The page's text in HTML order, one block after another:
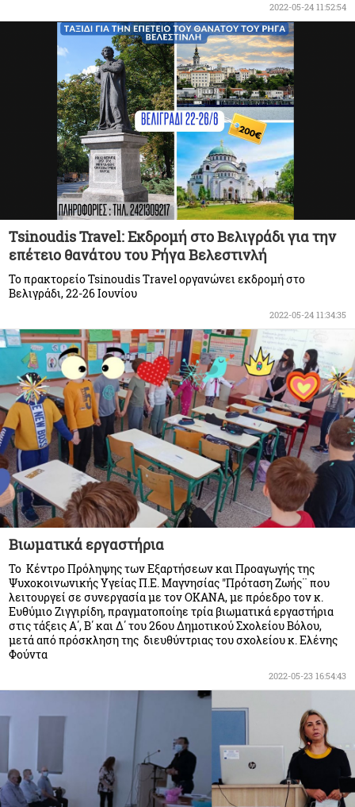
2022-05-24 11:52:54
Τsinoudis Travel: Εκδρομή στο Βελιγράδι για την
επέτειο θανάτου του Ρήγα Βελεστινλή
Το πρακτορείο Tsinoudis Travel οργανώνει εκδρομή στο
Βελιγράδι, 22-26 Ιουνίου
2022-05-24 11:34:35
Βιωματικά εργαστήρια
Το Κέντρο Πρόληψης των Εξαρτήσεων και Προαγωγής της
Ψυχοκοινωνικής Υγείας Π.Ε. Μαγνησίας "Πρόταση Ζωής¨ που
λειτουργεί σε συνεργασία με τον ΟΚΑΝΑ, με πρόεδρο τον κ.
Ευθύμιο Ζιγγιρίδη, πραγματοποίηε τρία βιωματικά εργαστήρια
στις τάξεις Α΄, Β΄ και Δ΄ του 26ου Δημοτικού Σχολείου Βόλου,
μετά από πρόσκληση της διευθύντριας του σχολείου κ. Ελένης
Φούντα
2022-05-23 16:54:43